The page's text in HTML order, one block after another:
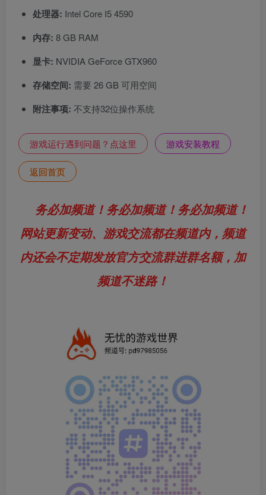
处理器: Intel Core I5 4590
内存: 8 GB RAM
显卡: NVIDIA GeForce GTX960
存储空间: 需要 26 GB 可用空间
附注事项: 不支持32位操作系统
游戏运行遇到问题？点这里 游戏安装教程
返回首页
务必加频道！务必加频道！务必加频道！
网站更新变动、游戏交流都在频道内，频道
内还会不定期发放官方交流群进群名额，加
频道不迷路！